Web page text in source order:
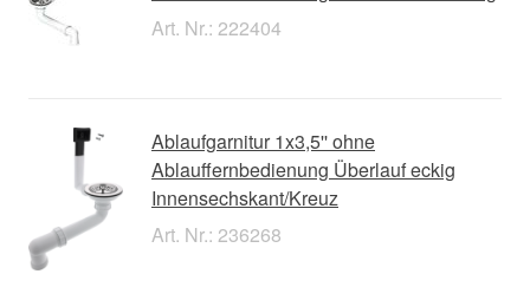
Art. Nr.: 222404
Ablaufgarnitur 1x3,5'' ohne
Ablauffernbedienung Überlauf eckig
Innensechskant/Kreuz
Art. Nr.: 236268